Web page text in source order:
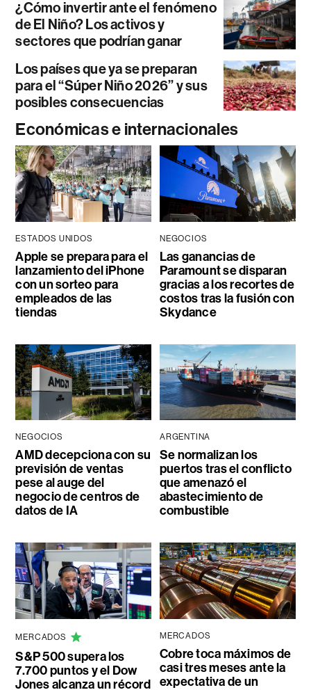
¿Cómo invertir ante el fenómeno
de El Niño? Los activos y
sectores que podrían ganar
Los países que ya se preparan
para el “Súper Niño 2026” y sus
posibles consecuencias
Económicas e internacionales
ESTADOS UNIDOS
Apple se prepara para el
lanzamiento del iPhone
con un sorteo para
empleados de las
tiendas
NEGOCIOS
Las ganancias de
Paramount se disparan
gracias a los recortes de
costos tras la fusión con
Skydance
NEGOCIOS
AMD decepciona con su
previsión de ventas
pese al auge del
negocio de centros de
datos de IA
ARGENTINA
Se normalizan los
puertos tras el conflicto
que amenazó el
abastecimiento de
combustible
MERCADOS
S&P 500 supera los
7.700 puntos y el Dow
Jones alcanza un récord
MERCADOS
Cobre toca máximos de
casi tres meses ante la
expectativa de un